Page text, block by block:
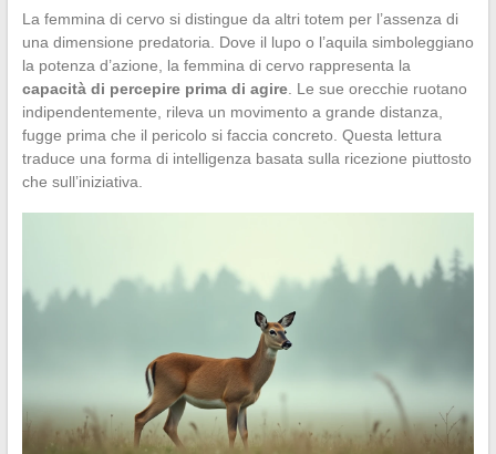
La femmina di cervo si distingue da altri totem per l’assenza di
una dimensione predatoria. Dove il lupo o l’aquila simboleggiano
la potenza d’azione, la femmina di cervo rappresenta la
capacità di percepire prima di agire. Le sue orecchie ruotano
indipendentemente, rileva un movimento a grande distanza,
fugge prima che il pericolo si faccia concreto. Questa lettura
traduce una forma di intelligenza basata sulla ricezione piuttosto
che sull’iniziativa.